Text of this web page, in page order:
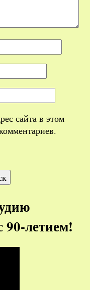
сайта в этом
летием!